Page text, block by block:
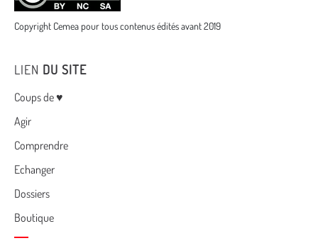
Copyright Cemea pour tous contenus édités avant 2019
LIEN DU SITE
Menu
Coups de ♥
Agir
Comprendre
Echanger
Dossiers
Boutique